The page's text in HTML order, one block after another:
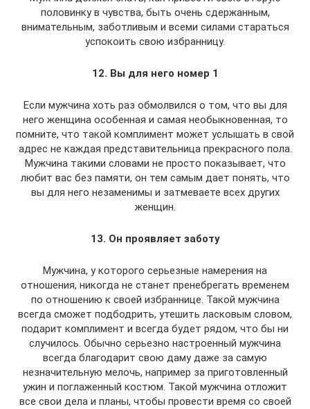
половинку в чувства, быть очень сдержанным,
внимательным, заботливым и всеми силами стараться
успокоить свою избранницу.
12. Вы для него номер 1
Если мужчина хоть раз обмолвился о том, что вы для
него женщина особенная и самая необыкновенная, то
помните, что такой комплимент может услышать в свой
адрес не каждая представительница прекрасного пола.
Мужчина такими словами не просто показывает, что
любит вас без памяти, он тем самым дает понять, что
вы для него незаменимы и затмеваете всех других
женщин.
13. Он проявляет заботу
Мужчина, у которого серьезные намерения на
отношения, никогда не станет пренебрегать временем
по отношению к своей избраннице. Такой мужчина
всегда сможет подбодрить, утешить ласковым словом,
подарит комплимент и всегда будет рядом, что бы ни
случилось. Обычно серьезно настроенный мужчина
всегда благодарит свою даму даже за самую
незначительную мелочь, например за приготовленный
ужин и поглаженный костюм. Такой мужчина отложит
все свои дела и планы, чтобы провести время со своей